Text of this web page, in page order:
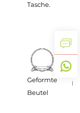
Tasche.
Geformte
Beutel